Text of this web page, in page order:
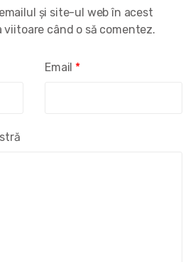
Email *
și site-ul web în acest
când o să comentez.